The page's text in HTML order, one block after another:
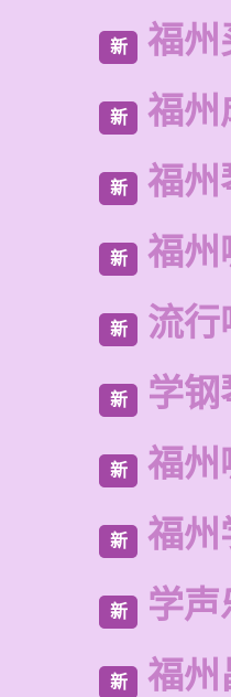
新 福州
新 福州
新 福州
新 福州
新 流行
新 学钢
新 福州
新 福州
新 学声
新 福州